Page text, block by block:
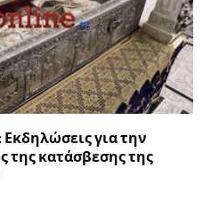
για την
της κατάσβεσης της